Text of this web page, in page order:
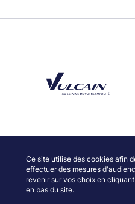
Ce site utilise des cookies afin
effectuer des mesures
revenir sur vos choix en
en bas du site.